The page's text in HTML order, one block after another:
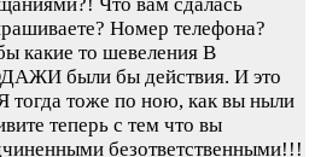
Номер телефона?
какие то шевеления В
были бы действия. И это
тогда тоже по ною, как вы ныли
теперь с тем что вы
безответственными!!!